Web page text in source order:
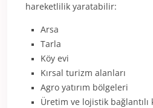
hareketlilik yaratabilir:
Arsa
Tarla
Köy evi
Kırsal turizm alanları
Agro yatırım bölgeleri
Üretim ve lojistik bağlantılı